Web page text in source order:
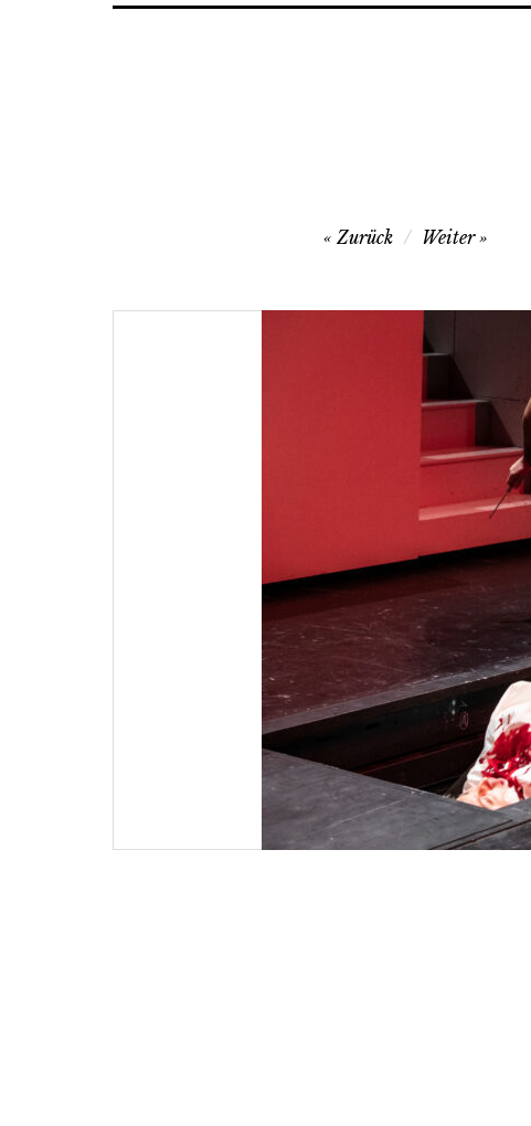
Beitragsnavigation
Zurück Weiter